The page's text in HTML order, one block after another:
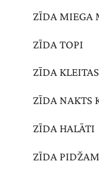
ZĪDA MIEGA
ZĪDA TOPI
ZĪDA KLEITAS
ZĪDA NAKTS
ZĪDA HALĀTI
ZĪDA